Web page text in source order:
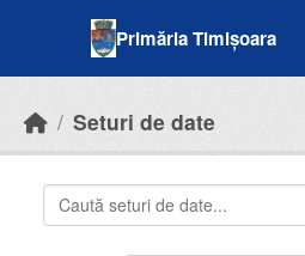
Primăria Timișoara
Seturi de date